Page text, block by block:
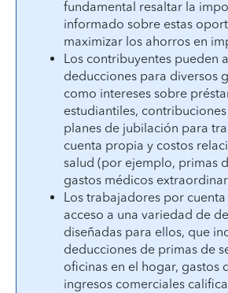
fundamental resaltar la
informado sobre estas
maximizar los ahorros en
Los contribuyentes pueden
deducciones para diversos
como intereses sobre
estudiantiles, contribuciones
planes de jubilación para
cuenta propia y costos
salud (por ejemplo, primas
gastos médicos
Los trabajadores por
acceso a una variedad de
diseñadas para ellos, que
deducciones de primas de
oficinas en el hogar, gastos
ingresos comerciales